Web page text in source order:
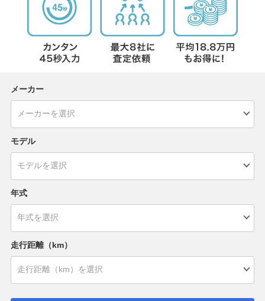
メーカー
モデル
年式
走行距離（km）